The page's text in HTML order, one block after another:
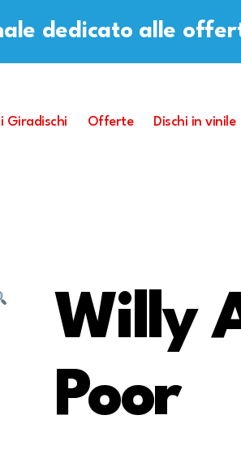
dedicato alle
Giradischi Offerte Dischi in vinile
Willy
Poor